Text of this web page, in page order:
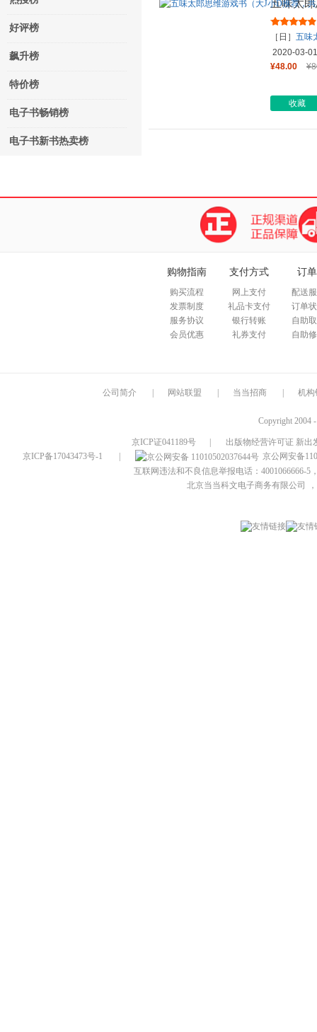
好评榜
飙升榜
特价榜
电子书畅销榜
电子书新书热卖榜
五味太
册，适
［日］ 五味
2020-03-01
¥48.00
收藏
购物指南
购买流程
发票制度
服务协议
会员优惠
支付方式
网上支付
礼品卡支付
银行转账
礼券支付
订
配送
订单
自助
自助
公司简介 网站联盟 当当招商 机构
Copyright 2004
京ICP证041189号
出版物经营许可证 新出
京ICP备17043473号-1
京公网安备
互联网违法和不良信息举报电话：4001066666-5
北京当当科文电子商务有限公司